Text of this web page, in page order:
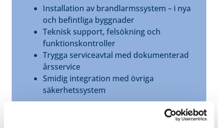
Installation av brandlarmssystem – i nya
och befintliga byggnader
Teknisk support, felsökning och
funktionskontroller
Trygga serviceavtal med dokumenterad
årsservice
Smidig integration med övriga
säkerhetssystem